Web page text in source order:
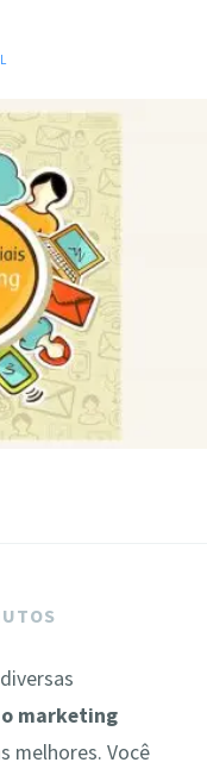
marketing
melhores. Você